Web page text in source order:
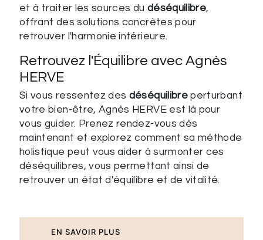
et à traiter les sources du déséquilibre,
offrant des solutions concrètes pour
retrouver l'harmonie intérieure.
Retrouvez l'Équilibre avec Agnès
HERVE
Si vous ressentez des déséquilibreperturbant
votre bien-être, Agnès HERVE est là pour
vous guider. Prenez rendez-vous dès
maintenant et explorez comment sa méthode
holistique peut vous aider à surmonter ces
déséquilibres, vous permettant ainsi de
retrouver un état d'équilibre et de vitalité.
EN SAVOIR PLUS